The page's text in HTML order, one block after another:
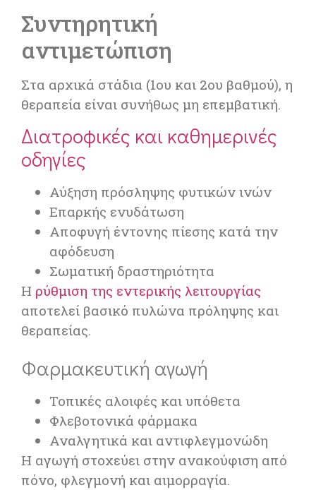
Συντηρητική
αντιμετώπιση
Στα αρχικά στάδια (1ου και 2ου βαθμού), η
θεραπεία είναι συνήθως μη επεμβατική.
Διατροφικές και καθημερινές
οδηγίες
Αύξηση πρόσληψης φυτικών ινών
Επαρκής ενυδάτωση
Αποφυγή έντονης πίεσης κατά την
αφόδευση
Σωματική δραστηριότητα
Η ρύθμιση της εντερικής λειτουργίας
αποτελεί βασικό πυλώνα πρόληψης και
θεραπείας.
Φαρμακευτική αγωγή
Τοπικές αλοιφές και υπόθετα
Φλεβοτονικά φάρμακα
Αναλγητικά και αντιφλεγμονώδη
Η αγωγή στοχεύει στην ανακούφιση από
πόνο, φλεγμονή και αιμορραγία.